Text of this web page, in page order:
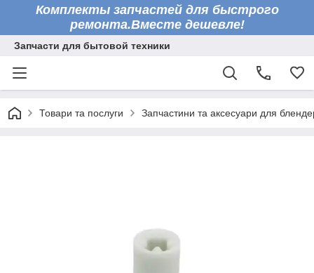
Комплекты запчастей для быстрого
ремонта.Вместе дешевле!
Запчасти для бытовой техники
Товари та послуги Запчастини та аксесуари для